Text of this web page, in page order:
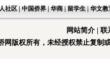
社区| 中国侨界| 华商| 留学生| 华文教
网站简介| 联
网版权所有，未经授权禁止复制